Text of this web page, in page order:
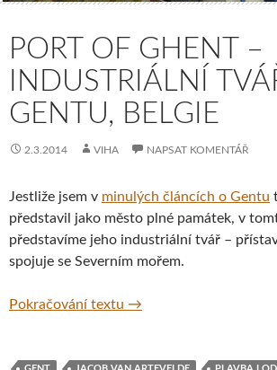
PORT OF GHENT –
INDUSTRIÁLNÍ
GENTU, BELGIE
2.3.2014 VIHA NAPSAT KOMENTÁŘ
Jestliže jsem v minulých článcích o Gentu
představil jako město plné památek, v
představíme jeho industriální tvář –
spojuje se Severním mořem.
Pokračování textu Port of Ghent –
→